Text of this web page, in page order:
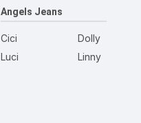
Angels Jeans
Cici
Luci
Dolly
Linny